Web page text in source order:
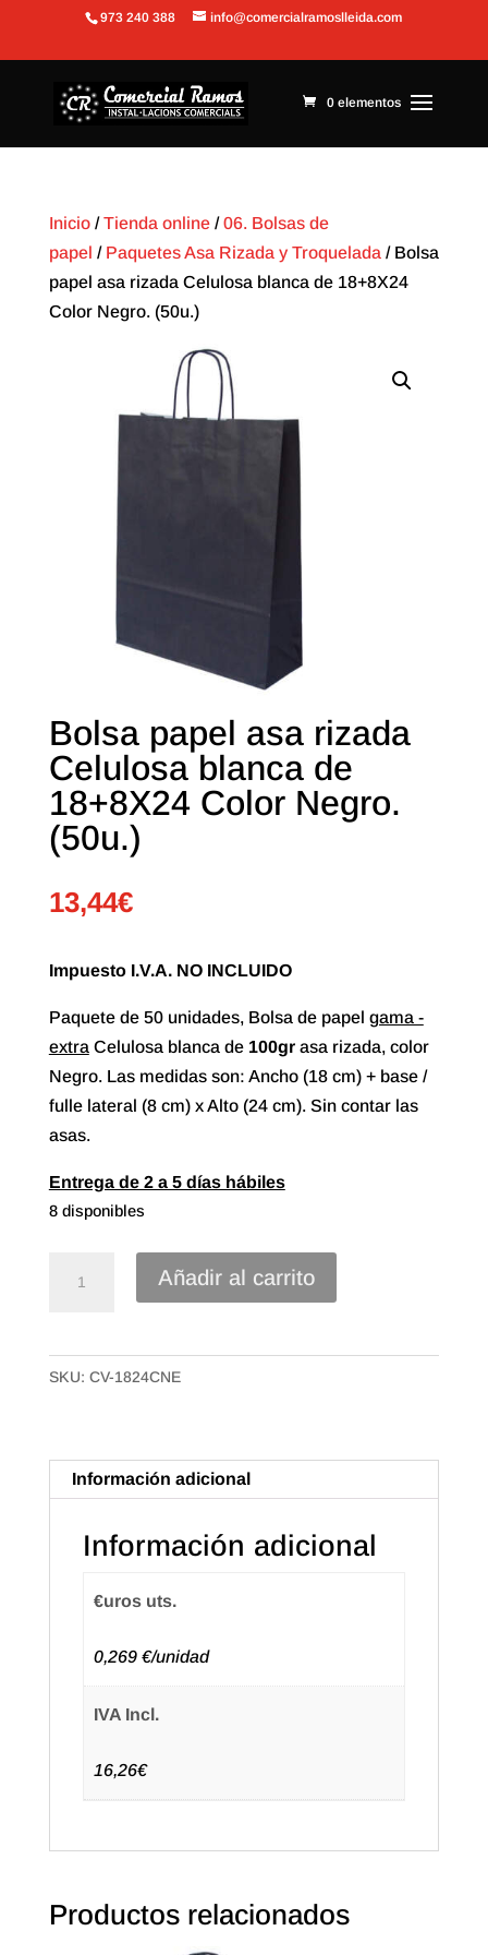
Abrir barra de herramientas
973 240 388 info@comercialramoslleida.com
0 elementos
Inicio/Tienda online/06. Bolsas de
papel / Paquetes Asa Rizada y Troquelada / Bolsa
papel asa rizada Celulosa blanca de 18+8X24
Color Negro. (50u.)
Bolsa papel asa rizada
Celulosa blanca de
18+8X24 Color Negro.
(50u.)
13,44€
Impuesto I.V.A. NO INCLUIDO
Paquete de 50 unidades, Bolsa de papel gama -
extra Celulosa blanca de 100grasa rizada, color
Negro. Las medidas son: Ancho (18 cm) + base /
fulle lateral (8 cm) x Alto (24 cm). Sin contar las
asas.
Entrega de 2 a 5 días hábiles
8 disponibles
rizada
Celulosa
18+8X24
Color
Negro.
(50u.)
Añadir al carrito
SKU: CV-1824CNE
Información adicional
Información adicional
€uros uts.
0,269 €/unidad
IVA Incl.
16,26€
Productos relacionados